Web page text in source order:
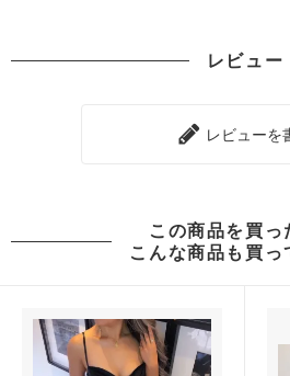
レビュー
レビューを
この商品を買っ
こんな商品も買っ